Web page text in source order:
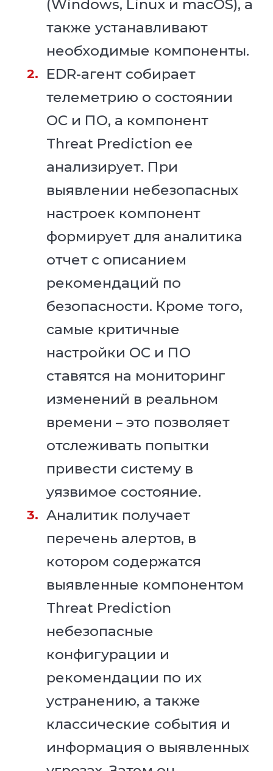
(Windows, Linux и macOS), а
также устанавливают
необходимые компоненты.
EDR-агент собирает
телеметрию о состоянии
ОС и ПО, а компонент
Threat Prediction ее
анализирует. При
выявлении небезопасных
настроек компонент
формирует для аналитика
отчет с описанием
рекомендаций по
безопасности. Кроме того,
самые критичные
настройки ОС и ПО
ставятся на мониторинг
изменений в реальном
времени – это позволяет
отслеживать попытки
привести систему в
уязвимое состояние.
Аналитик получает
перечень алертов, в
котором содержатся
выявленные компонентом
Threat Prediction
небезопасные
конфигурации и
рекомендации по их
устранению, а также
классические события и
информация о выявленных